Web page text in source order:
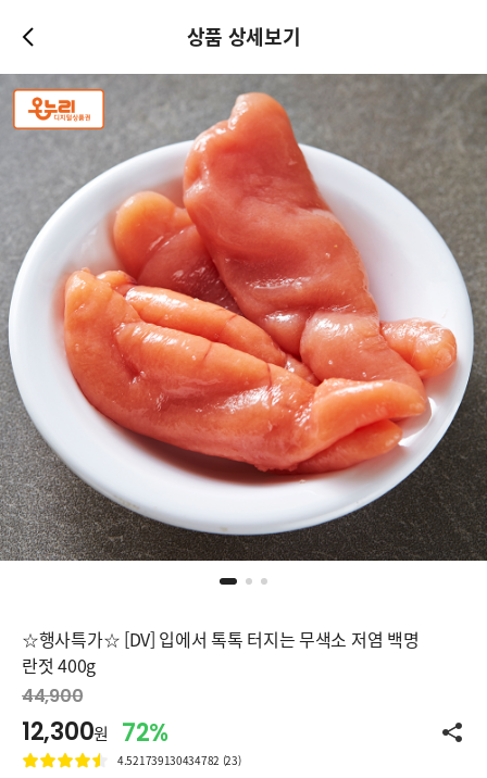
상품 상세보기
☆행사특가☆ [DV] 입에서 톡톡 터지는 무색소 저염 백명
란젓 400g
44,900
12,300원 72%
4.521739130434782 (23)